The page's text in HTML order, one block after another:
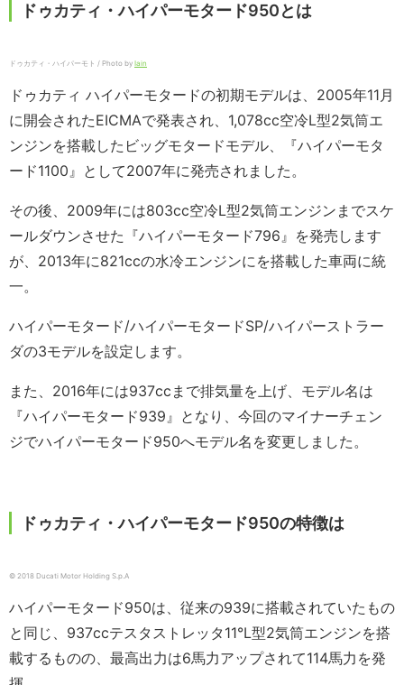
ドゥカティ・ハイパーモタード950とは
ドゥカティ・ハイパーモト / Photo by Iain
ドゥカティ ハイパーモタードの初期モデルは、2005年11月
に開会されたEICMAで発表され、1,078cc空冷L型2気筒エ
ンジンを搭載したビッグモタードモデル、『ハイパーモタ
ード1100』として2007年に発売されました。
その後、2009年には803cc空冷L型2気筒エンジンまでスケ
ールダウンさせた『ハイパーモタード796』を発売します
が、2013年に821ccの水冷エンジンにを搭載した車両に統
一。
ハイパーモタード/ハイパーモタードSP/ハイパーストラー
ダの3モデルを設定します。
また、2016年には937ccまで排気量を上げ、モデル名は
『ハイパーモタード939』となり、今回のマイナーチェン
ジでハイパーモタード950へモデル名を変更しました。
ドゥカティ・ハイパーモタード950の特徴は
© 2018 Ducati Motor Holding S.p.A
ハイパーモタード950は、従来の939に搭載されていたもの
と同じ、937ccテスタストレッタ11°L型2気筒エンジンを搭
載するものの、最高出力は6馬力アップされて114馬力を発